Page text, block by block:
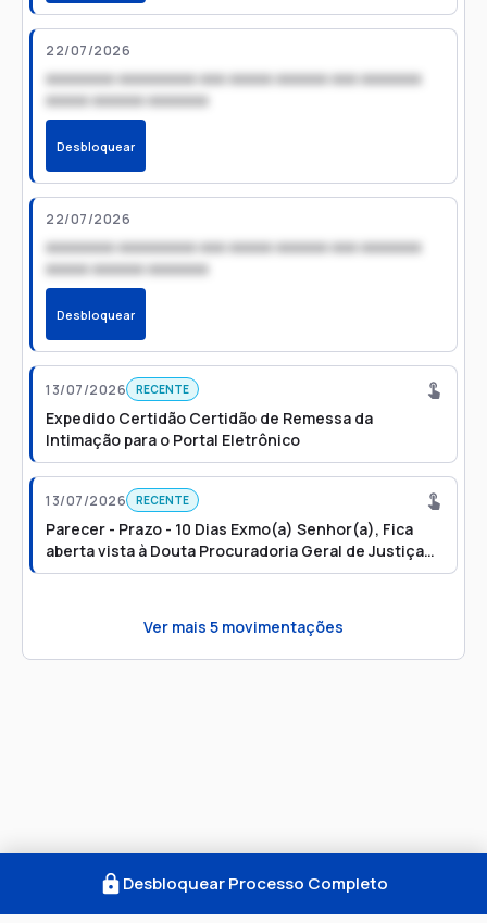
22/07/2026
xxxxxxxx xxxxxxxxx xxx xxxxx xxxxxx xxx xxxxxxx
xxxxx xxxxxx xxxxxxx
Desbloquear
22/07/2026
xxxxxxxx xxxxxxxxx xxx xxxxx xxxxxx xxx xxxxxxx
xxxxx xxxxxx xxxxxxx
Desbloquear
13/07/2026 RECENTE
Expedido Certidão Certidão de Remessa da
Intimação para o Portal Eletrônico
13/07/2026 RECENTE
Parecer - Prazo - 10 Dias Exmo(a) Senhor(a), Fica
aberta vista à Douta Procuradoria Geral de Justiça
para parecer. Cientifico-o(a), outrossim, que
endereçohttp://esaj.tjsp.jus.br.
Ver mais 5 movimentações
Desbloquear Processo Completo